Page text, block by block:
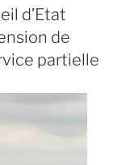
d’Etat
de
partielle